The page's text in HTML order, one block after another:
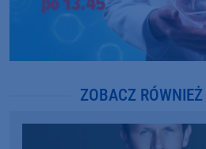
ZOBACZ RÓWNIEŻ